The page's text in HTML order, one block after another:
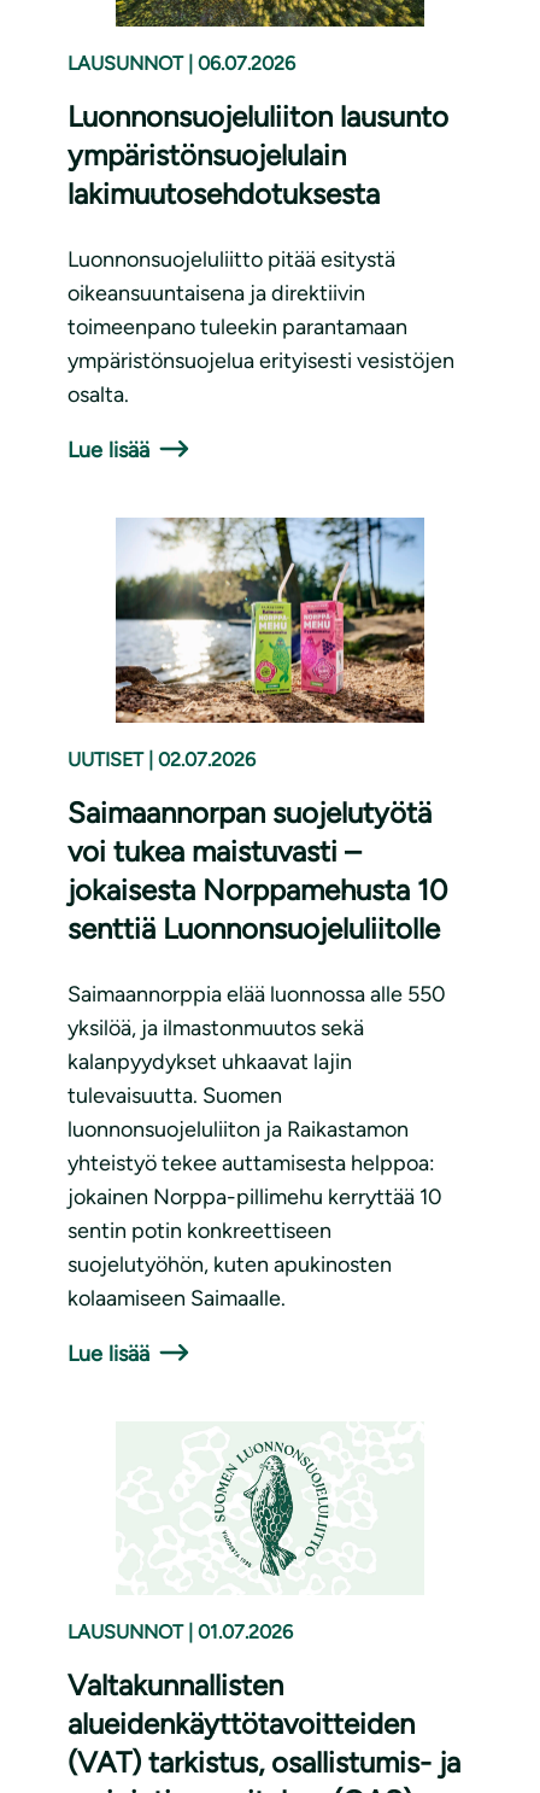
LAUSUNNOT 06.07.2026
Luonnonsuojeluliiton lausunto
ympäristönsuojelulain
lakimuutosehdotuksesta
Luonnonsuojeluliitto pitää esitystä
oikeansuuntaisena ja direktiivin
toimeenpano tuleekin parantamaan
ympäristönsuojelua erityisesti vesistöjen
osalta.
Lue lisää
UUTISET 02.07.2026
Saimaannorpan suojelutyötä
voi tukea maistuvasti –
jokaisesta Norppamehusta 10
senttiä Luonnonsuojeluliitolle
Saimaannorppia elää luonnossa alle 550
yksilöä, ja ilmastonmuutos sekä
kalanpyydykset uhkaavat lajin
tulevaisuutta. Suomen
luonnonsuojeluliiton ja Raikastamon
yhteistyö tekee auttamisesta helppoa:
jokainen Norppa-pillimehu kerryttää 10
sentin potin konkreettiseen
suojelutyöhön, kuten apukinosten
kolaamiseen Saimaalle.
Lue lisää
LAUSUNNOT 01.07.2026
Valtakunnallisten
alueidenkäyttötavoitteiden
(VAT) tarkistus, osallistumis- ja